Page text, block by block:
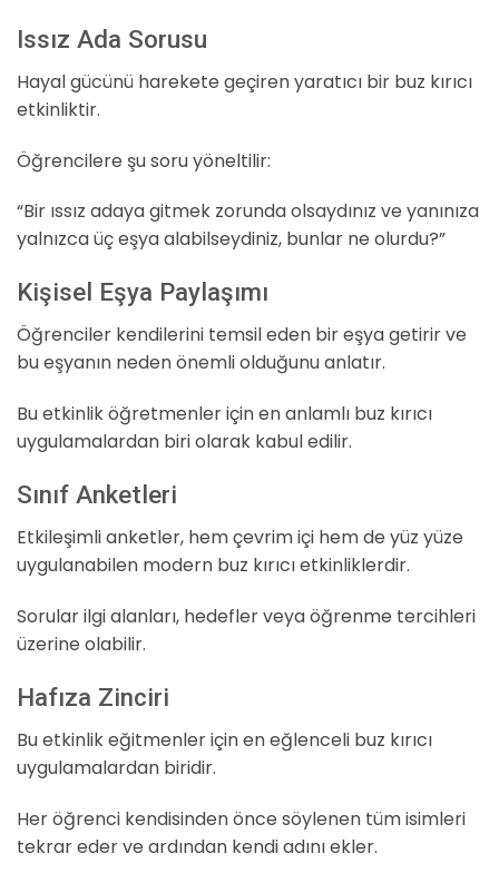
Issız Ada Sorusu
Hayal gücünü harekete geçiren yaratıcı bir buz kırıcı
etkinliktir.
Öğrencilere şu soru yöneltilir:
“Bir ıssız adaya gitmek zorunda olsaydınız ve yanınıza
yalnızca üç eşya alabilseydiniz, bunlar ne olurdu?”
Kişisel Eşya Paylaşımı
Öğrenciler kendilerini temsil eden bir eşya getirir ve
bu eşyanın neden önemli olduğunu anlatır.
Bu etkinlik öğretmenler için en anlamlı buz kırıcı
uygulamalardan biri olarak kabul edilir.
Sınıf Anketleri
Etkileşimli anketler, hem çevrim içi hem de yüz yüze
uygulanabilen modern buz kırıcı etkinliklerdir.
Sorular ilgi alanları, hedefler veya öğrenme tercihleri
üzerine olabilir.
Hafıza Zinciri
Bu etkinlik eğitmenler için en eğlenceli buz kırıcı
uygulamalardan biridir.
Her öğrenci kendisinden önce söylenen tüm isimleri
tekrar eder ve ardından kendi adını ekler.